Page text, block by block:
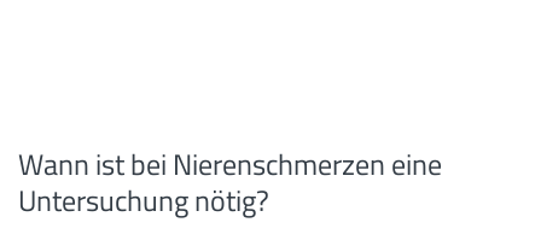
Wann ist bei Nierenschmerzen eine
Untersuchung nötig?